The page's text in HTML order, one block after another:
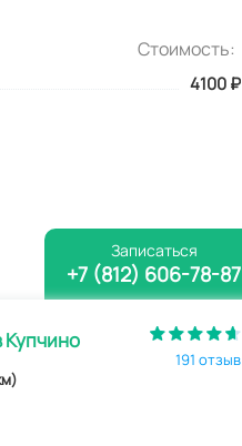
Стоимость:
4100₽
Записаться
+7 (812) 606-78-87
191 отзыв